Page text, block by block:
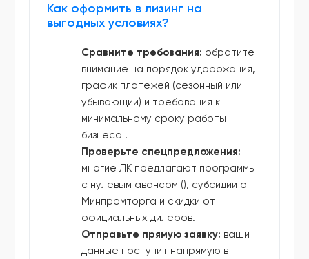
Как оформить в лизинг на
выгодных условиях?
Сравните требования: обратите
внимание на порядок удорожания,
график платежей (сезонный или
убывающий) и требования к
минимальному сроку работы
бизнеса .
Проверьте спецпредложения:
многие ЛК предлагают программы
с нулевым авансом (), субсидии от
Минпромторга и скидки от
официальных дилеров.
Отправьте прямую заявку: ваши
данные поступит напрямую в